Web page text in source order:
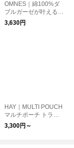
OMNES｜綿100%ダ
ブルガーゼが叶える、
涼しさと優しい肌さわ
りのフレアシャツ
3,630円
HAY｜MULTI POUCH
マルチポーチ トラベ
ルグッズ【日本正規代
理店品】 トラベルグ
3,300円～